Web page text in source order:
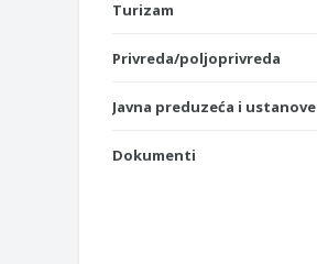
Turizam
Privreda/poljoprivreda
Javna preduzeća i ustanove
Dokumenti